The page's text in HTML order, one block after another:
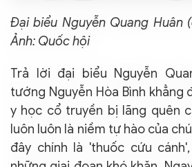
Đại biểu Nguyễn Quang Huân
Ảnh: Quốc hội
Trả lời đại biểu Nguyễn
tướng Nguyễn Hòa Bình khẳng
y học cổ truyền bị lãng quên
luôn luôn là niềm tự hào của
đây chính là 'thuốc cứu